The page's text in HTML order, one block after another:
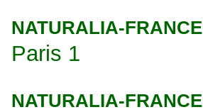
NATURALIA-FRANCE
Paris 1
NATURALIA-FRANCE